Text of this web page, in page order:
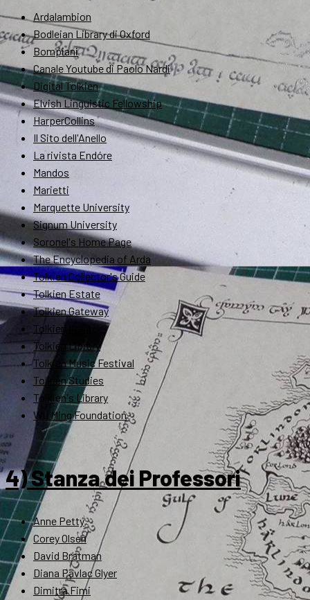
Ardalambion
Bodleian Library di Oxford
Bompiani
Canale Youtube di Paolo Nardi
Digital Tolkien
Elvish Linguistic Fellowship
HarperCollins
Il Sito dell'Anello
La rivista Endóre
Mandos
Marietti
Marquette University
Signum University
Soronel's Home Page
The Encyclopedia of Arda
Tolkien Collector's Guide
Tolkien Estate
Tolkien Gateway
Tolkien Italia
Tolkien Library
Tolkien Music Festival
Tolkien Studies
Tolkien's Library
Wu Ming Foundation
4) Stanza dei Professori
Anne Petty
Corey Olsen
David Bratman
Diana Pavlac Glyer
Dimitra Fimi